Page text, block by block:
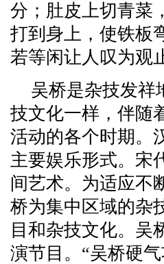
分；肚皮上切青菜
打到身上，使铁板
若等闲让人叹为观
吴桥是杂技发祥
技文化一样，伴随
活动的各个时期。
主要娱乐形式。宋
间艺术。为适应不
桥为集中区域的杂
目和杂技文化。吴
演节目。“吴桥硬